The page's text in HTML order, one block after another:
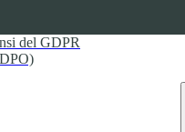
del GDPR